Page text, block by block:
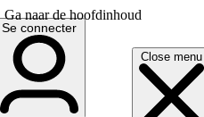
Ga naar de hoofdinhoud
Close menu
English
Deutsch
Se connecter